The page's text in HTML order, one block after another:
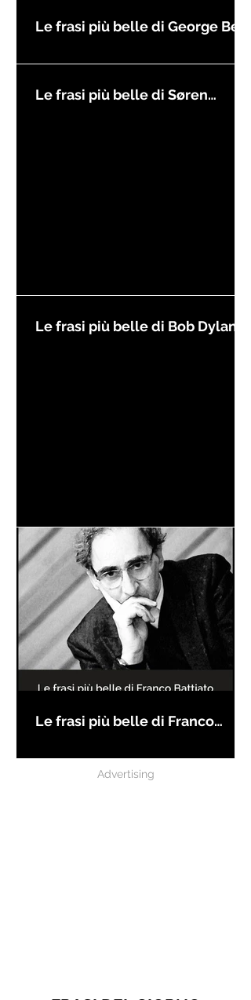
Le frasi più belle di George Best
Le frasi più belle di Søren
Le frasi più belle di Bob Dylan
Le frasi più belle di Franco
Advertising